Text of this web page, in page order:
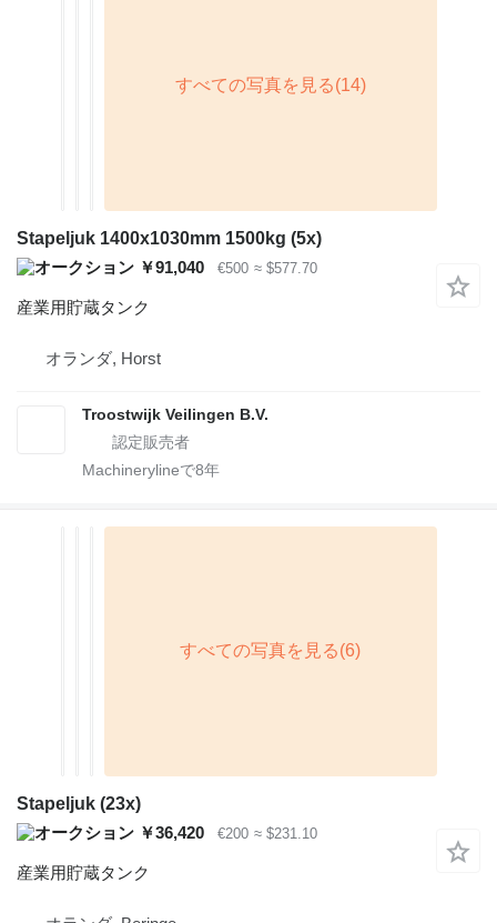
Stapeljuk 1400x1030mm 1500kg (5x)
￥91,040
€500 ≈ $577.70
産業用貯蔵タンク
オランダ, Horst
Troostwijk Veilingen B.V.
Machinerylineで8年
Stapeljuk (23x)
￥36,420
€200 ≈ $231.10
産業用貯蔵タンク